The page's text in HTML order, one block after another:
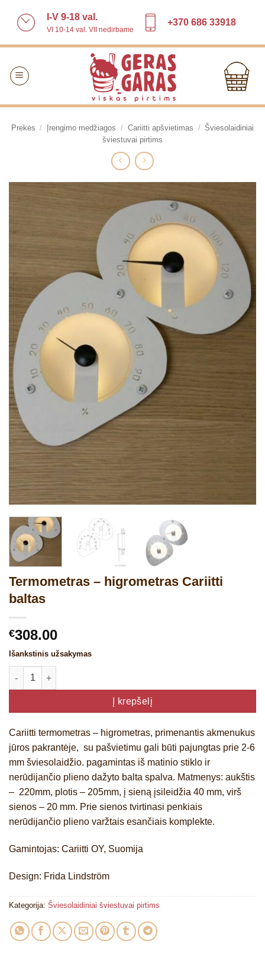
I-V 9-18 val.
VI 10-14 val. VII nedirbame
+370 686 33918
Prekės / Įrengimo medžiagos / Cariitti apšvietimas / Šviesolaidiniai
šviestuvai pirtims
Termometras – higrometras Cariitti
baltas
€308.00
Išankstinis užsakymas
produkto kiekis: Termometras - higrometras Cariitti baltas
Į krepšelį
Cariitti termometras – higrometras, primenantis akmenukus
jūros pakrantėje, su pašvietimu gali būti pajungtas prie 2-6
mm šviesolaidžio. pagamintas iš matinio stiklo ir
nerūdijančio plieno dažyto balta spalva. Matmenys: aukštis
– 220mm, plotis – 205mm, į sieną įsileidžia 40 mm, virš
sienos – 20 mm. Prie sienos tvirtinasi penkiais
nerūdijančio plieno varžtais esančiais komplekte.
Gamintojas: Cariitti OY, Suomija
Design: Frida Lindström
Kategorija: Šviesolaidiniai šviestuvai pirtims